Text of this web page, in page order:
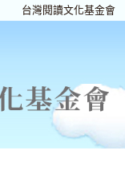
台灣閱讀文化基金會